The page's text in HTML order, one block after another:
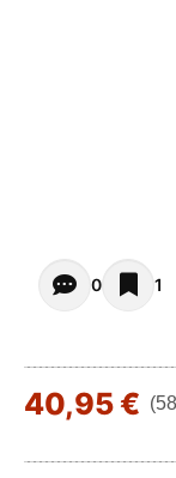
Opiniones -
0 1
40,95 €